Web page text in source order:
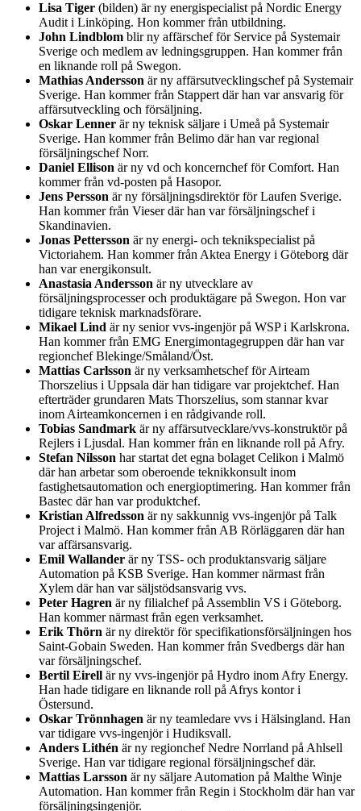
Lisa Tiger (bilden) är ny energispecialist på Nordic Energy
Audit i Linköping. Hon kommer från utbildning.
John Lindblom blir ny affärschef för Service på Systemair
Sverige och medlem av ledningsgruppen. Han kommer från
en liknande roll på Swegon.
Mathias Andersson är ny affärsutvecklingschef på Systemair
Sverige. Han kommer från Stappert där han var ansvarig för
affärsutveckling och försäljning.
Oskar Lenner är ny teknisk säljare i Umeå på Systemair
Sverige. Han kommer från Belimo där han var regional
försäljningschef Norr.
Daniel Ellison är ny vd och koncernchef för Comfort. Han
kommer från vd-posten på Hasopor.
Jens Persson är ny försäljningsdirektör för Laufen Sverige.
Han kommer från Vieser där han var försäljningschef i
Skandinavien.
Jonas Pettersson är ny energi- och teknikspecialist på
Victoriahem. Han kommer från Aktea Energy i Göteborg där
han var energikonsult.
Anastasia Andersson är ny utvecklare av
försäljningsprocesser och produktägare på Swegon. Hon var
tidigare teknisk marknadsförare.
Mikael Lind är ny senior vvs-ingenjör på WSP i Karlskrona.
Han kommer från EMG Energimontagegruppen där han var
regionchef Blekinge/Småland/Öst.
Mattias Carlsson är ny verksamhetschef för Airteam
Thorszelius i Uppsala där han tidigare var projektchef. Han
efterträder grundaren Mats Thorszelius, som stannar kvar
inom Airteamkoncernen i en rådgivande roll.
Tobias Sandmark är ny affärsutvecklare/vvs-konstruktör på
Rejlers i Ljusdal. Han kommer från en liknande roll på Afry.
Stefan Nilsson har startat det egna bolaget Celikon i Malmö
där han arbetar som oberoende teknikkonsult inom
fastighetsautomation och energioptimering. Han kommer från
Bastec där han var produktchef.
Kristian Alfredsson är ny sakkunnig vvs-ingenjör på Talk
Project i Malmö. Han kommer från AB Rörläggaren där han
var affärsansvarig.
Emil Wallander är ny TSS- och produktansvarig säljare
Automation på KSB Sverige. Han kommer närmast från
Xylem där han var säljstödsansvarig vvs.
Peter Hagren är ny filialchef på Assemblin VS i Göteborg.
Han kommer närmast från egen verksamhet.
Erik Thörn är ny direktör för specifikationsförsäljningen hos
Saint-Gobain Sweden. Han kommer från Svedbergs där han
var försäljningschef.
Bertil Eirell är ny vvs-ingenjör på Hydro inom Afry Energy.
Han hade tidigare en liknande roll på Afrys kontor i
Östersund.
Oskar Trönnhagen är ny teamledare vvs i Hälsingland. Han
var tidigare vvs-ingenjör i Hudiksvall.
Anders Lithén är ny regionchef Nedre Norrland på Ahlsell
Sverige. Han var tidigare regional försäljningschef där.
Mattias Larsson är ny säljare Automation på Malthe Winje
Automation. Han kommer från Regin i Stockholm där han var
försäljningsingenjör.